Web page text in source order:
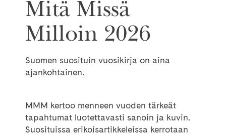
Mitä Missä
Milloin 2026
Suomen suosituin vuosikirja on aina
ajankohtainen.
MMM kertoo menneen vuoden tärkeät
tapahtumat luotettavasti sanoin ja kuvin.
Suosituissa erikoisartikkeleissa kerrotaan